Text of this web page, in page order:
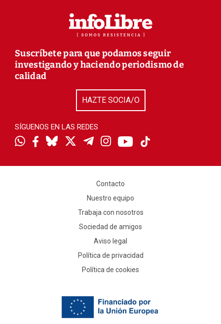
Suscríbete para que podamos seguir
investigando y haciendo periodismo de
calidad
HAZTE SOCIA/O
SÍGUENOS EN LAS REDES
Contacto
Nuestro equipo
Trabaja con nosotros
Sociedad de amigos
Aviso legal
Política de privacidad
Política de cookies